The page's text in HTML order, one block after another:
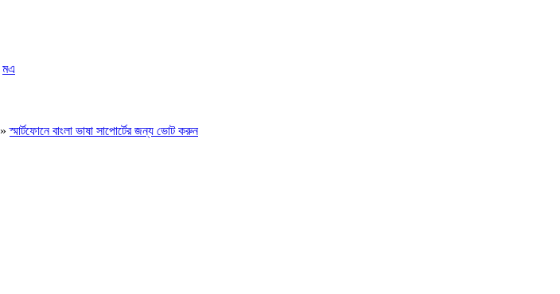
মএ
»স্মার্টফোনে বাংলা ভাষা সাপোর্টের জন্য ভোট করুন